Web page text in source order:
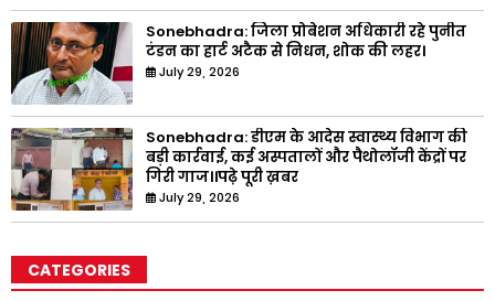
Sonebhadra: जिला प्रोबेशन अधिकारी रहे पुनीत
टंडन का हार्ट अटैक से निधन, शोक की लहर।
July 29, 2026
Sonebhadra: डीएम के आदेस स्वास्थ्य विभाग की
बड़ी कार्रवाई, कई अस्पतालों और पैथोलॉजी केंद्रों पर
गिरी गाज।।पढ़े पूरी ख़बर
July 29, 2026
CATEGORIES